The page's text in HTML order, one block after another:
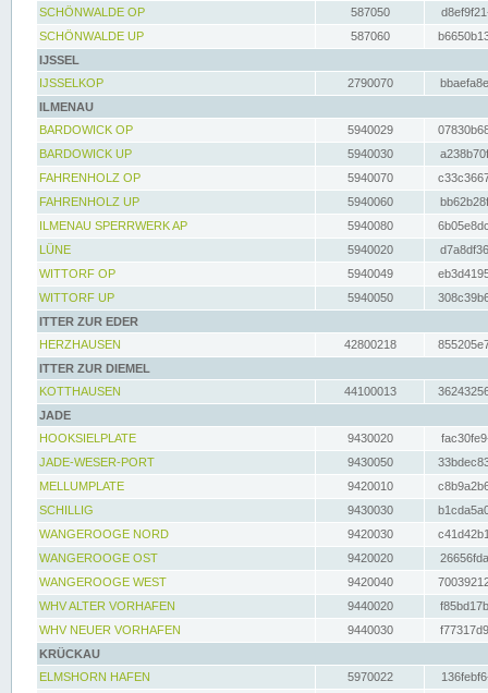
SCHÖNWALDE OP
587050
SCHÖNWALDE UP
587060
IJSSEL
IJSSELKOP
2790070
ILMENAU
BARDOWICK OP
5940029
BARDOWICK UP
5940030
FAHRENHOLZ OP
5940070
FAHRENHOLZ UP
5940060
ILMENAU SPERRWERK AP
5940080
LÜNE
5940020
WITTORF OP
5940049
WITTORF UP
5940050
ITTER ZUR EDER
HERZHAUSEN
42800218
ITTER ZUR DIEMEL
KOTTHAUSEN
44100013
JADE
HOOKSIELPLATE
9430020
JADE-WESER-PORT
9430050
MELLUMPLATE
9420010
SCHILLIG
9430030
WANGEROOGE NORD
9420030
WANGEROOGE OST
9420020
WANGEROOGE WEST
9420040
WHV ALTER VORHAFEN
9440020
WHV NEUER VORHAFEN
9440030
KRÜCKAU
ELMSHORN HAFEN
5970022